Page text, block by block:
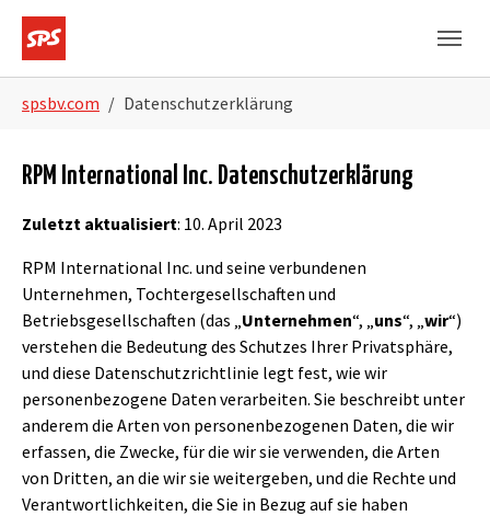
Skip to main navigation
Skip to main content
Skip to page footer
spsbv.com Datenschutzerklärung
RPM International Inc. Datenschutzerklärung
Zuletzt aktualisiert: 10. April 2023
RPM International Inc. und seine verbundenen
Unternehmen, Tochtergesellschaften und
Betriebsgesellschaften (das „ Unternehmen“, „ uns“, „ wir“)
verstehen die Bedeutung des Schutzes Ihrer Privatsphäre,
und diese Datenschutzrichtlinie legt fest, wie wir
personenbezogene Daten verarbeiten. Sie beschreibt unter
anderem die Arten von personenbezogenen Daten, die wir
erfassen, die Zwecke, für die wir sie verwenden, die Arten
von Dritten, an die wir sie weitergeben, und die Rechte und
Verantwortlichkeiten, die Sie in Bezug auf sie haben